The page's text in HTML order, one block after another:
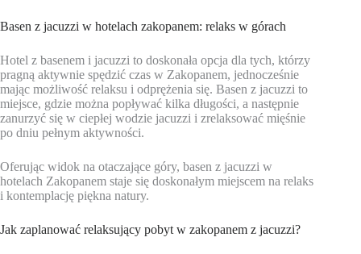
Basen z jacuzzi w hotelach zakopanem: relaks w górach
Hotel z basenem i jacuzzi to doskonała opcja dla tych, którzy
pragną aktywnie spędzić czas w Zakopanem, jednocześnie
mając możliwość relaksu i odprężenia się. Basen z jacuzzi to
miejsce, gdzie można popływać kilka długości, a następnie
zanurzyć się w ciepłej wodzie jacuzzi i zrelaksować mięśnie
po dniu pełnym aktywności.
Oferując widok na otaczające góry, basen z jacuzzi w
hotelach Zakopanem staje się doskonałym miejscem na relaks
i kontemplację piękna natury.
Jak zaplanować relaksujący pobyt w zakopanem z jacuzzi?